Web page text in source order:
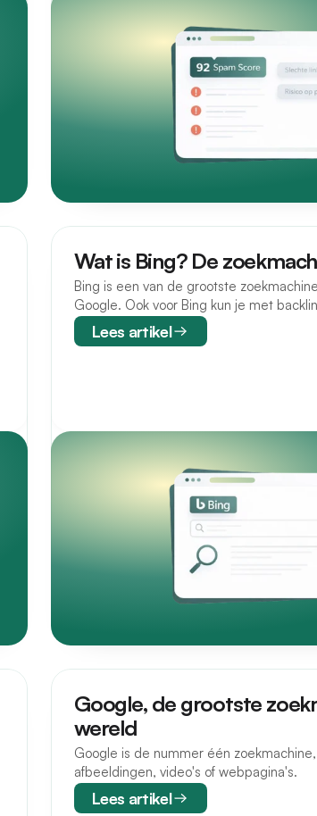
Wat is Bing? De
Bing is een van de grootste
Google. Ook voor Bing kun je met
Lees artikel
Google, de grootste
wereld
Google is de nummer één
afbeeldingen, video's of webpagina's.
Lees artikel